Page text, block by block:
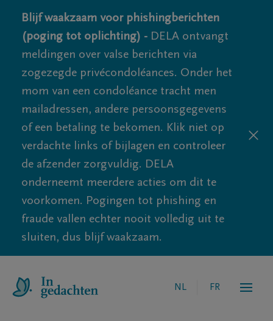
Blijf waakzaam voor phishingberichten
(poging tot oplichting) - DELA ontvangt
meldingen over valse berichten via
zogezegde privécondoléances. Onder het
mom van een condoléance tracht men
mailadressen, andere persoonsgegevens
of een betaling te bekomen. Klik niet op
verdachte links of bijlagen en controleer
de afzender zorgvuldig. DELA
onderneemt meerdere acties om dit te
voorkomen. Pogingen tot phishing en
fraude vallen echter nooit volledig uit te
sluiten, dus blijf waakzaam.
NL FR